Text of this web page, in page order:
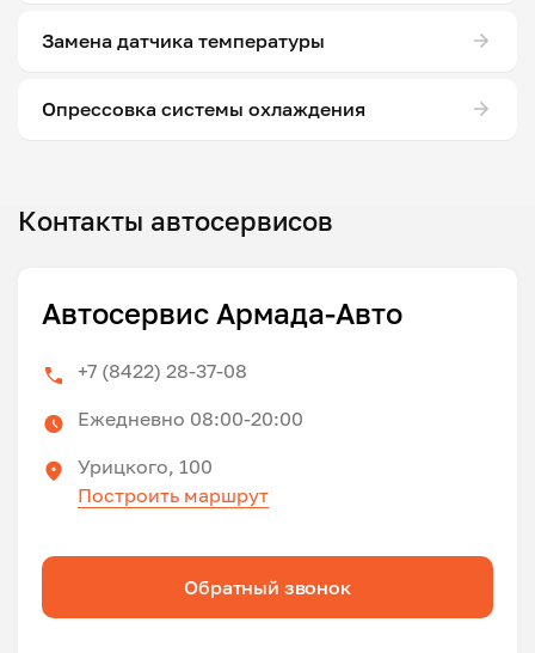
Замена датчика температуры
Опрессовка системы охлаждения
Контакты автосервисов
Автосервис Армада-Авто
+7 (8422) 28-37-08
Ежедневно 08:00-20:00
Урицкого, 100
Построить маршрут
Обратный звонок